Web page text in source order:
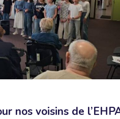
nos voisins de